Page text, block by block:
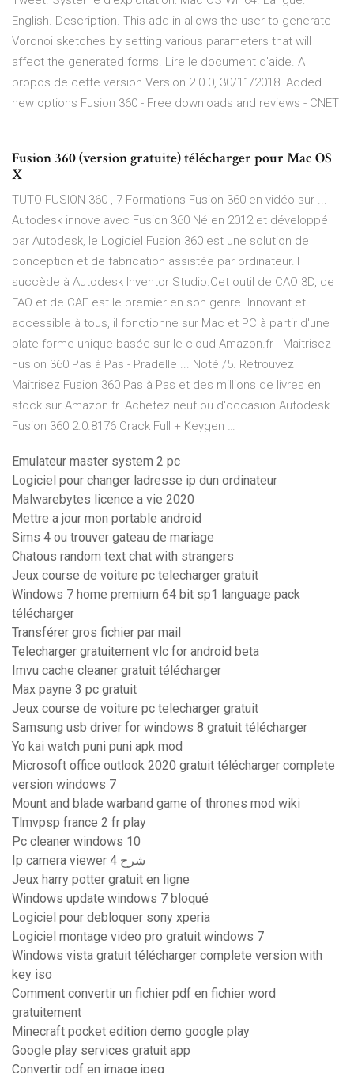
English. Description. This add-in allows the user to generate
Voronoi sketches by setting various parameters that will
affect the generated forms. Lire le document d'aide. A
propos de cette version Version 2.0.0, 30/11/2018. Added
new options Fusion 360 - Free downloads and reviews - CNET
…
Fusion 360 (version gratuite) télécharger pour Mac OS
X
TUTO FUSION 360 , 7 Formations Fusion 360 en vidéo sur ...
Autodesk innove avec Fusion 360 Né en 2012 et développé
par Autodesk, le Logiciel Fusion 360 est une solution de
conception et de fabrication assistée par ordinateur.Il
succède à Autodesk Inventor Studio.Cet outil de CAO 3D, de
FAO et de CAE est le premier en son genre. Innovant et
accessible à tous, il fonctionne sur Mac et PC à partir d'une
plate-forme unique basée sur le cloud Amazon.fr - Maitrisez
Fusion 360 Pas à Pas - Pradelle ... Noté /5. Retrouvez
Maitrisez Fusion 360 Pas à Pas et des millions de livres en
stock sur Amazon.fr. Achetez neuf ou d'occasion Autodesk
Fusion 360 2.0.8176 Crack Full + Keygen …
Emulateur master system 2 pc
Logiciel pour changer ladresse ip dun ordinateur
Malwarebytes licence a vie 2020
Mettre a jour mon portable android
Sims 4 ou trouver gateau de mariage
Chatous random text chat with strangers
Jeux course de voiture pc telecharger gratuit
Windows 7 home premium 64 bit sp1 language pack
télécharger
Transférer gros fichier par mail
Telecharger gratuitement vlc for android beta
Imvu cache cleaner gratuit télécharger
Max payne 3 pc gratuit
Jeux course de voiture pc telecharger gratuit
Samsung usb driver for windows 8 gratuit télécharger
Yo kai watch puni puni apk mod
Microsoft office outlook 2020 gratuit télécharger complete
version windows 7
Mount and blade warband game of thrones mod wiki
Tlmvpsp france 2 fr play
Pc cleaner windows 10
Ip camera viewer 4 شرح
Jeux harry potter gratuit en ligne
Windows update windows 7 bloqué
Logiciel pour debloquer sony xperia
Logiciel montage video pro gratuit windows 7
Windows vista gratuit télécharger complete version with
key iso
Comment convertir un fichier pdf en fichier word
gratuitement
Minecraft pocket edition demo google play
Google play services gratuit app
Convertir pdf en image jpeg